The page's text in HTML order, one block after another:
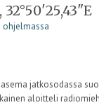
32°50'25,43"E
ohjelmassa
jatkosodassa
aloitteli